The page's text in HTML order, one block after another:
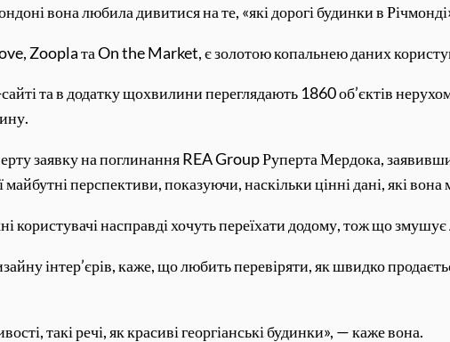
вона любила дивитися на те, «які дорогі будинки в
Zoopla та On the Market, є золотою копальнею даних
та в додатку щохвилини переглядають 1860 об’єктів
заявку на поглинання REA Group Руперта Мердока,
майбутні перспективи, показуючи, наскільки цінні дані, які вона
користувачі насправді хочуть переїхати додому, тож що
інтер’єрів, каже, що любить перевіряти, як швидко
такі речі, як красиві георгіанські будинки», — каже вона.